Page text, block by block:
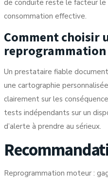
de conduite reste le facteur
consommation effective.
Comment choisir
reprogrammation
Un prestataire fiable
une cartographie
clairement sur les
tests indépendants sur un
d’alerte à prendre au sérieux.
Reprogrammation moteur :